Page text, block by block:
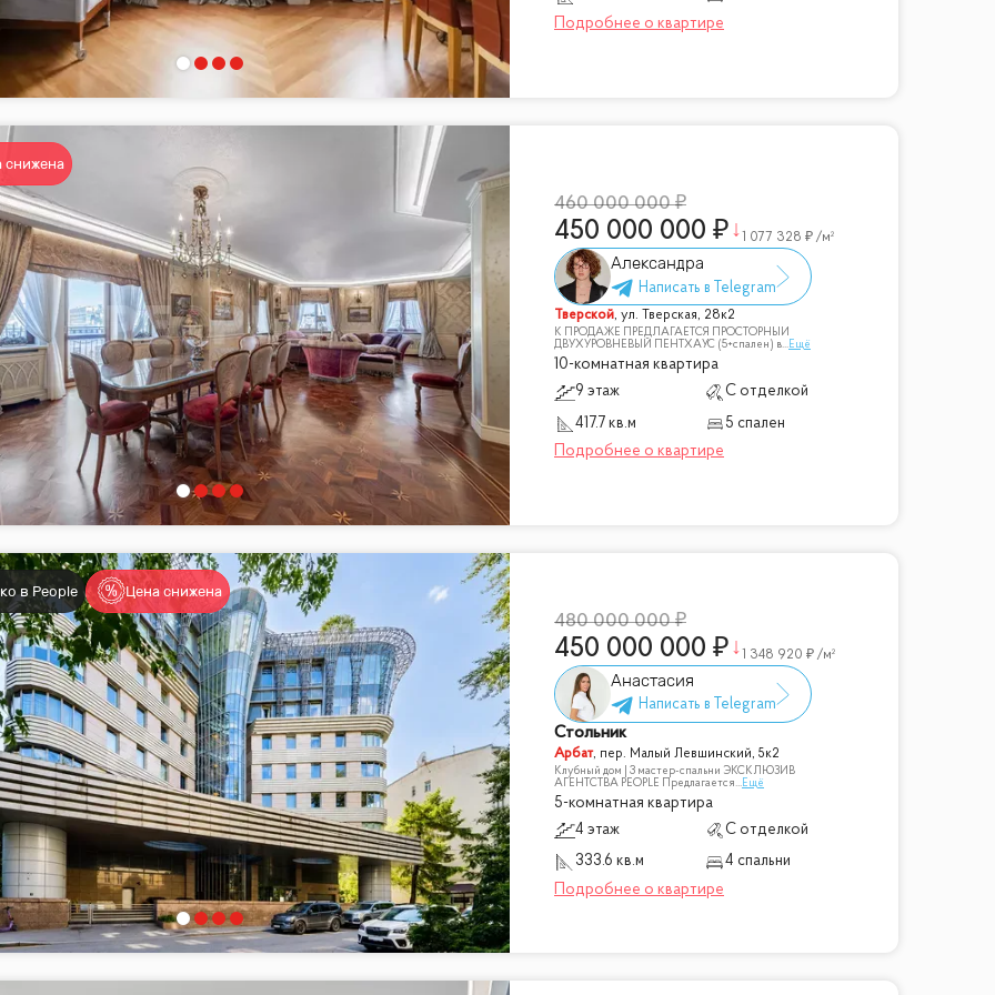
снижена
460 000 000
450 000 000 1 077 328 /м²
Александра
Тверской, ул. Тверская, 28к2
К ПРОДАЖЕ ПРЕДЛАГАЕТСЯ ПРОСТОРНЫЙ
ДВУХУРОВНЕВЫЙ ПЕНТХАУС (5+спален) в...Ещё
10-комнатная квартира
9 этаж
С отделкой
417.7 кв.м
5 спален
в People Цена снижена
480 000 000
450 000 000 1 348 920 /м²
Анастасия
Стольник
Арбат, пер. Малый Левшинский, 5к2
Клубный дом | 3 мастер-спальни ЭКСКЛЮЗИВ
АГЕНТСТВА PEOPLE Предлагается...Ещё
5-комнатная квартира
4 этаж
С отделкой
333.6 кв.м
4 спальни